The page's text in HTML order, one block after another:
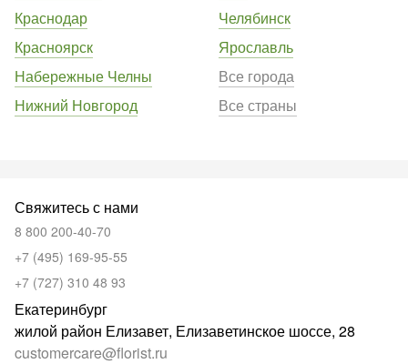
Краснодар
Красноярск
Набережные Челны
Нижний Новгород
Челябинск
Ярославль
Все города
Все страны
Свяжитесь с нами
8 800 200-40-70
+7 (495) 169-95-55
+7 (727) 310 48 93
Екатеринбург
жилой район Елизавет, Елизаветинское шоссе, 28
customercare@florist.ru